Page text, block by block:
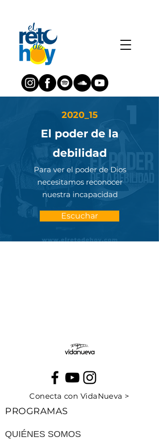
2020_15
El poder de la
debilidad
Para ver el poder de Dios
necesitamos reconocer
nuestra incapacidad
Escuchar
Conecta con VidaNueva >
PROGRAMAS
QUIÉNES SOMOS